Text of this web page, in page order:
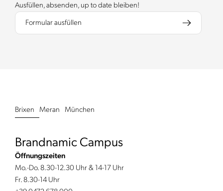
Ausfüllen, absenden, up to date bleiben!
Formular ausfüllen
Brixen Meran München
Brandnamic Campus
Öffnungszeiten
Mo.-Do. 8.30-12.30 Uhr & 14-17 Uhr
Fr. 8.30-14 Uhr